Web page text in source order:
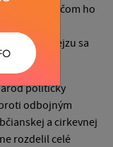
i dušou, v čom ho
sestra
otca Gejzu sa
politicky
odbojným
a cirkevnej
rozdelil celé